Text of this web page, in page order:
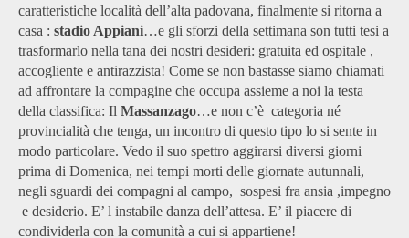
caratteristiche località dell’alta padovana, finalmente si ritorna a
casa : stadio Appiani…e gli sforzi della settimana son tutti tesi a
trasformarlo nella tana dei nostri desideri: gratuita ed ospitale ,
accogliente e antirazzista! Come se non bastasse siamo chiamati
ad affrontare la compagine che occupa assieme a noi la testa
della classifica: Il Massanzago…e non c’è categoria né
provincialità che tenga, un incontro di questo tipo lo si sente in
modo particolare. Vedo il suo spettro aggirarsi diversi giorni
prima di Domenica, nei tempi morti delle giornate autunnali,
negli sguardi dei compagni al campo, sospesi fra ansia ,impegno
e desiderio. E’ l instabile danza dell’attesa. E’ il piacere di
condividerla con la comunità a cui si appartiene!